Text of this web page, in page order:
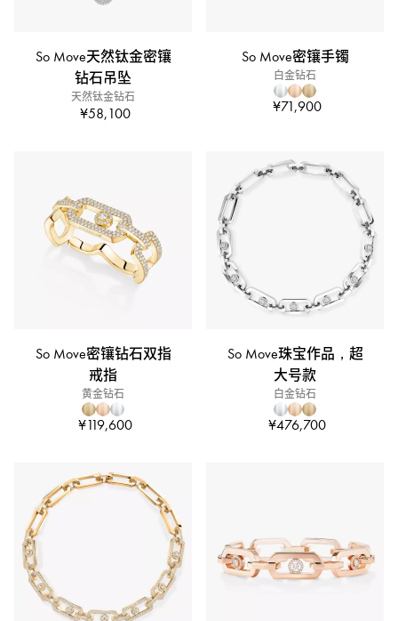
So Move天然钛金密镶
钻石吊坠
天然钛金钻石
¥58,100
So Move密镶手镯
白金钻石
¥71,900
So Move密镶钻石双指
戒指
黄金钻石
¥119,600
So Move珠宝作品，超
大号款
白金钻石
¥476,700